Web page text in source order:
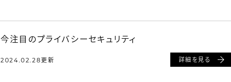
今注目のプライバシーセキュリティ
2024.02.28更新 詳細を見る